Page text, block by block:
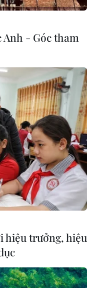
Anh - Góc tham
hiệu trưởng, hiệu